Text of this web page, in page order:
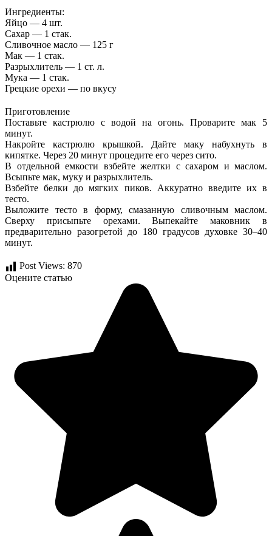
Ингредиенты:
Яйцо — 4 шт.
Сахар — 1 стак.
Сливочное масло — 125 г
Мак — 1 стак.
Разрыхлитель — 1 ст. л.
Мука — 1 стак.
Грецкие орехи — по вкусу
Приготовление
Поставьте кастрюлю с водой на огонь. Проварите мак 5
минут.
Накройте кастрюлю крышкой. Дайте маку набухнуть в
кипятке. Через 20 минут процедите его через сито.
В отдельной емкости взбейте желтки с сахаром и маслом.
Всыпьте мак, муку и разрыхлитель.
Взбейте белки до мягких пиков. Аккуратно введите их в
тесто.
Выложите тесто в форму, смазанную сливочным маслом.
Сверху присыпьте орехами. Выпекайте маковник в
предварительно разогретой до 180 градусов духовке 30–40
минут.
Post Views: 870
Оцените статью